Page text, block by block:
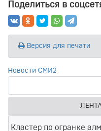
Поделиться в
Версия для печати
Новости СМИ2
Кластер по огранке